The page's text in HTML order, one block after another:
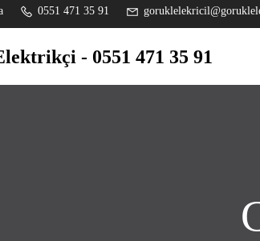
0551 471 35 91
- 0551 471 35 91